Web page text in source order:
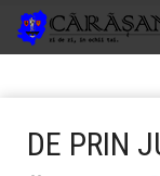
DE PRIN